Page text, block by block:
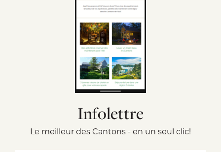
Infolettre
Le meilleur des Cantons - en un seul clic!